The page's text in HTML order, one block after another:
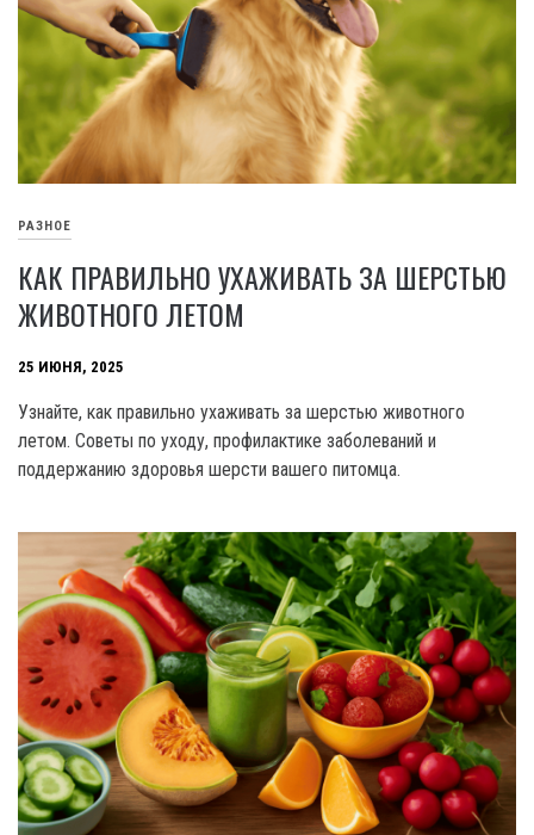
РАЗНОЕ
КАК ПРАВИЛЬНО УХАЖИВАТЬ ЗА ШЕРСТЬЮ
ЖИВОТНОГО ЛЕТОМ
25 ИЮНЯ, 2025
Узнайте, как правильно ухаживать за шерстью животного
летом. Советы по уходу, профилактике заболеваний и
поддержанию здоровья шерсти вашего питомца.